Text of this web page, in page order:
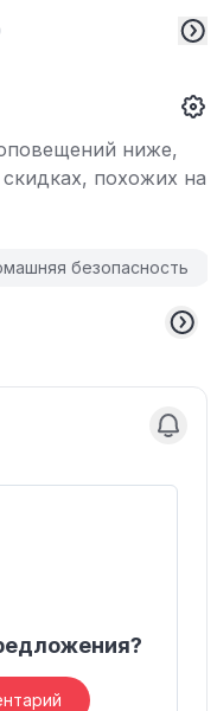
ниже,
похожих на
безопасность